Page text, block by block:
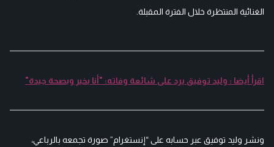
الغنائية المنتظرة خلال الفترة المقبلة.
اقرأ أيضا : وليد توفيق يرد على شائعة وفاته: "أنا بخير وبصحة جيدة"
ونشر وليد توفيق عبر حسابه على “إنستغرام” صورة تجمعه بالرباعي،